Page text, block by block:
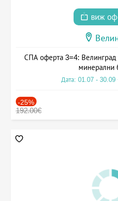
виж
СПА оферта 3=4: Велинград
минерални
Дата: 01.07 - 30.09
-25%
192.00€